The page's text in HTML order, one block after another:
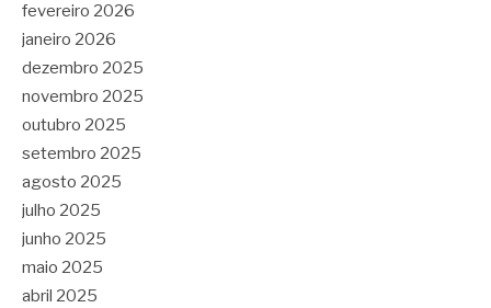
fevereiro 2026
janeiro 2026
dezembro 2025
novembro 2025
outubro 2025
setembro 2025
agosto 2025
julho 2025
junho 2025
maio 2025
abril 2025